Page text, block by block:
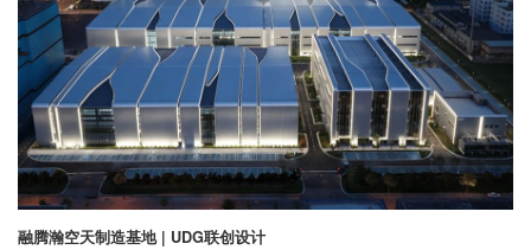
广告投放
关于我们
联系我们
融腾瀚空天制造基地 | UDG联创设计